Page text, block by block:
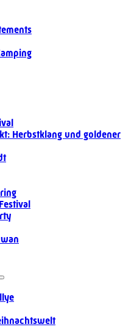
Herbstklang und goldener